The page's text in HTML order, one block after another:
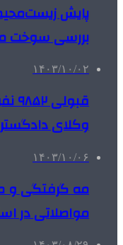
پایش
بررسی سوخت
۱۴۰۳/۱۰/۰۲
وکلای
۱۴۰۳/۱۰/۰۶
مه گرفتگی و
مواصلاتی در